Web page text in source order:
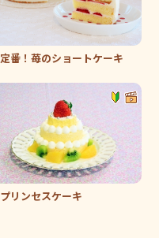
定番！苺のショートケーキ
プリンセスケーキ